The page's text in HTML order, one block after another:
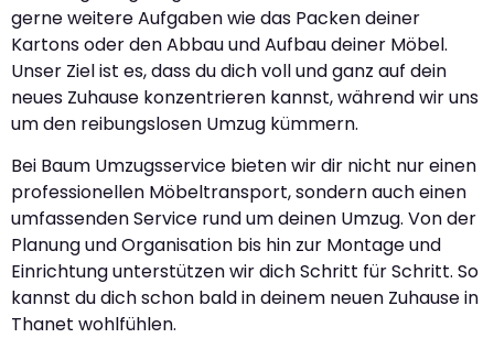
gerne weitere Aufgaben wie das Packen deiner
Kartons oder den Abbau und Aufbau deiner Möbel.
Unser Ziel ist es, dass du dich voll und ganz auf dein
neues Zuhause konzentrieren kannst, während wir uns
um den reibungslosen Umzug kümmern.
Bei Baum Umzugsservice bieten wir dir nicht nur einen
professionellen Möbeltransport, sondern auch einen
umfassenden Service rund um deinen Umzug. Von der
Planung und Organisation bis hin zur Montage und
Einrichtung unterstützen wir dich Schritt für Schritt. So
kannst du dich schon bald in deinem neuen Zuhause in
Thanet wohlfühlen.